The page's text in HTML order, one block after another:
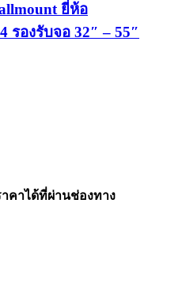
ยี่ห้อ
รองรับจอ 32″ – 55″
คาได้ที่ผ่านช่องทาง